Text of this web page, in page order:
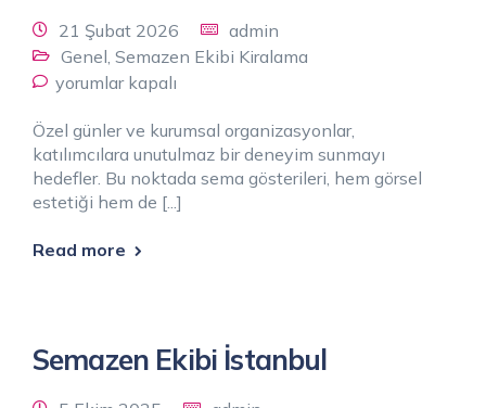
21 Şubat 2026
admin
Genel Semazen Ekibi Kiralama
yorumlar kapalı
Özel günler ve kurumsal organizasyonlar,
katılımcılara unutulmaz bir deneyim sunmayı
hedefler. Bu noktada sema gösterileri, hem görsel
estetiği hem de [...]
Read more
Semazen Ekibi İstanbul